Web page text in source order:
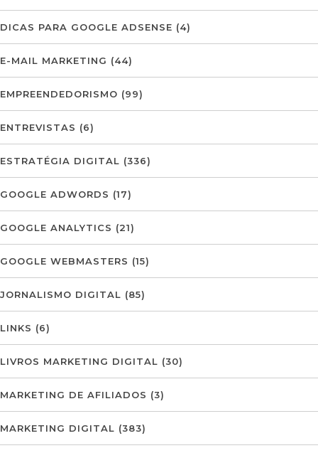
DICAS PARA GOOGLE ADSENSE (4)
E-MAIL MARKETING (44)
EMPREENDEDORISMO (99)
ENTREVISTAS (6)
ESTRATÉGIA DIGITAL (336)
GOOGLE ADWORDS (17)
GOOGLE ANALYTICS (21)
GOOGLE WEBMASTERS (15)
JORNALISMO DIGITAL (85)
LINKS (6)
LIVROS MARKETING DIGITAL (30)
MARKETING DE AFILIADOS (3)
MARKETING DIGITAL (383)